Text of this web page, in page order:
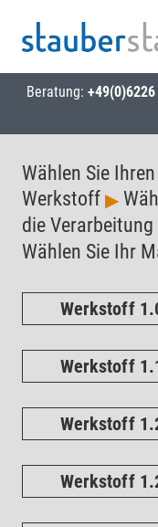
Beratung:
Wählen Sie Ihren
Werkstoff ▶
die Verarbeitung
Wählen Sie Ihr
Werkstoff
Werkstoff
Werkstoff
Werkstoff